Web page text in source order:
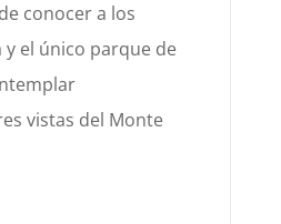
conocer a los
y el único parque de
vistas del Monte